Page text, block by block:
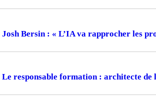
Josh Bersin : « L’IA va rapprocher les
Le responsable formation : architecte